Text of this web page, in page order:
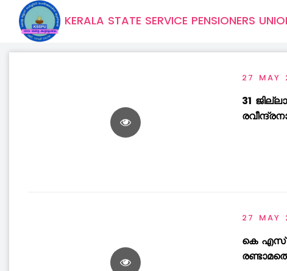
KERALA STATE SERVICE PENSIONERS
27 MAY
31
27 MAY
കെ എസ്